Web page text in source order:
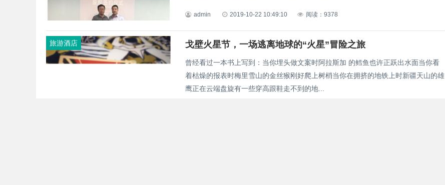
admin 2019-10-22 10:49:10 阅读：9378
旅游酒店 戈壁火星节，一场逃离地球的“火星”冒险之旅
曾经看过一本书上写到：当你埋头做文案时阿拉斯加 的鳕鱼也许正跃出水面当你看
着枯燥的报表时梅里雪山的金丝猴刚好爬上树梢当你在拥挤的地铁上时新疆天山的雄
鹰正在云端盘旋有一些穿高跟鞋走不到的地...